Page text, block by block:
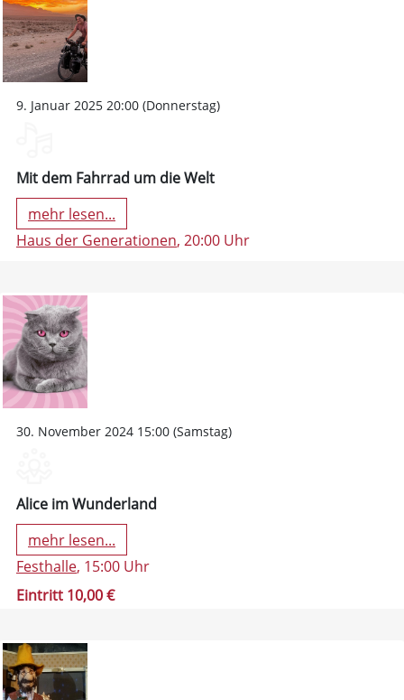
9. Januar 2025 20:00 (Donnerstag)
Mit dem Fahrrad um die Welt
mehr lesen...
Haus der Generationen, 20:00 Uhr
30. November 2024 15:00 (Samstag)
Alice im Wunderland
mehr lesen...
Festhalle, 15:00 Uhr
Eintritt 10,00 €